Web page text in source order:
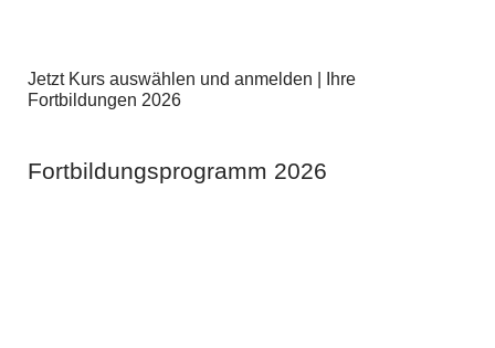
Jetzt Kurs auswählen und anmelden | Ihre
Fortbildungen 2026
Fortbildungsprogramm 2026